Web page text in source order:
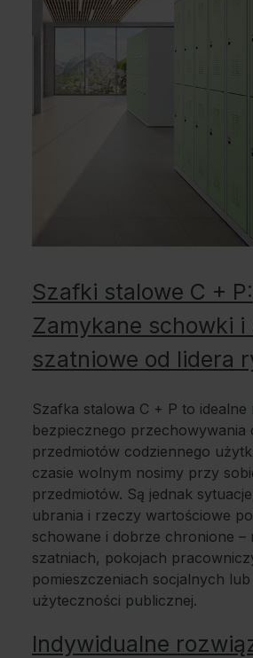
Szafki stalowe C + P:
Zamykane schowki i
szatniowe od lidera
Szafka stalowa C + P to idealne
bezpiecznego przechowywania
przedmiotów codziennego
czasie wolnym nosimy przy
przedmiotów. Są jednak
ubrania i rzeczy wartościowe
schowane i dobrze chronione –
szatniach, pokojach
pomieszczeniach socjalnych
użyteczności publicznej.
Indywidualne